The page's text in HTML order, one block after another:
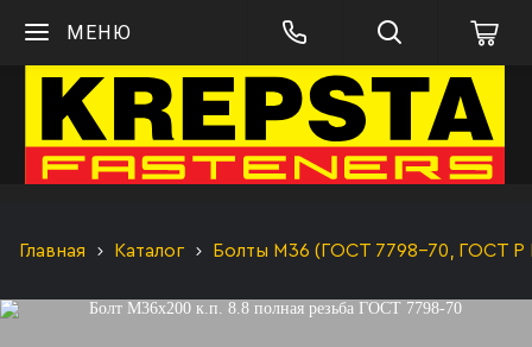
МЕНЮ
Главная Каталог Болты М36 (ГОСТ 7798-70, ГОСТ Р